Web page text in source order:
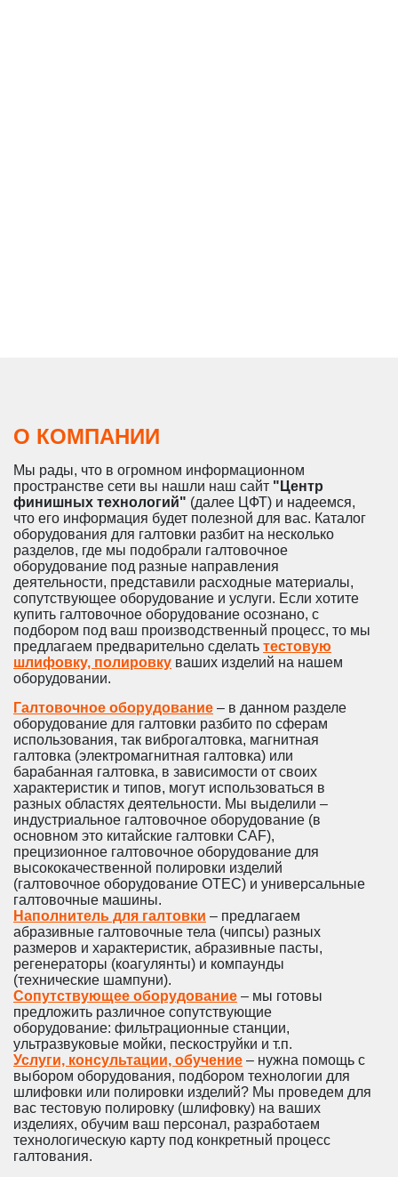
О КОМПАНИИ
Мы рады, что в огромном информационном
пространстве сети вы нашли наш сайт "Центр
финишных технологий" (далее ЦФТ) и надеемся,
что его информация будет полезной для вас. Каталог
оборудования для галтовки разбит на несколько
разделов, где мы подобрали галтовочное
оборудование под разные направления
деятельности, представили расходные материалы,
сопутствующее оборудование и услуги. Если хотите
купить галтовочное оборудование осознано, с
подбором под ваш производственный процесс, то мы
предлагаем предварительно сделать тестовую
шлифовку, полировку ваших изделий на нашем
оборудовании.
Галтовочное оборудование – в данном разделе
оборудование для галтовки разбито по сферам
использования, так виброгалтовка, магнитная
галтовка (электромагнитная галтовка) или
барабанная галтовка, в зависимости от своих
характеристик и типов, могут использоваться в
разных областях деятельности. Мы выделили –
индустриальное галтовочное оборудование (в
основном это китайские галтовки CAF),
прецизионное галтовочное оборудование для
высококачественной полировки изделий
(галтовочное оборудование OTEC) и универсальные
галтовочные машины.
Наполнитель для галтовки – предлагаем
абразивные галтовочные тела (чипсы) разных
размеров и характеристик, абразивные пасты,
регенераторы (коагулянты) и компаунды
(технические шампуни).
Сопутствующее оборудование – мы готовы
предложить различное сопутствующие
оборудование: фильтрационные станции,
ультразвуковые мойки, пескоструйки и т.п.
Услуги, консультации, обучение – нужна помощь с
выбором оборудования, подбором технологии для
шлифовки или полировки изделий? Мы проведем для
вас тестовую полировку (шлифовку) на ваших
изделиях, обучим ваш персонал, разработаем
технологическую карту под конкретный процесс
галтования.